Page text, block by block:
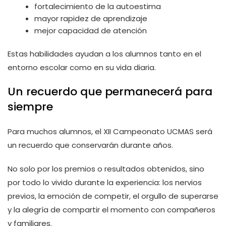
fortalecimiento de la autoestima
mayor rapidez de aprendizaje
mejor capacidad de atención
Estas habilidades ayudan a los alumnos tanto en el
entorno escolar como en su vida diaria.
Un recuerdo que permanecerá para
siempre
Para muchos alumnos, el XII Campeonato UCMAS será
un recuerdo que conservarán durante años.
No solo por los premios o resultados obtenidos, sino
por todo lo vivido durante la experiencia: los nervios
previos, la emoción de competir, el orgullo de superarse
y la alegría de compartir el momento con compañeros
y familiares.